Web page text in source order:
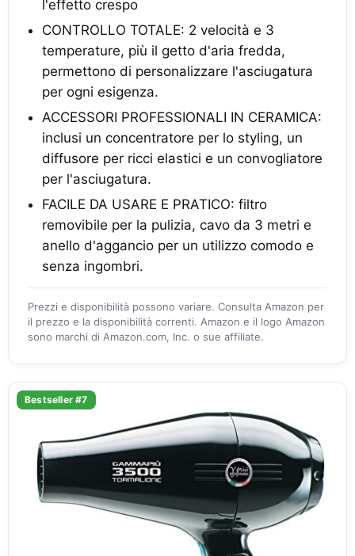
l'effetto crespo
CONTROLLO TOTALE: 2 velocità e 3
temperature, più il getto d'aria fredda,
permettono di personalizzare l'asciugatura
per ogni esigenza.
ACCESSORI PROFESSIONALI IN CERAMICA:
inclusi un concentratore per lo styling, un
diffusore per ricci elastici e un convogliatore
per l'asciugatura.
FACILE DA USARE E PRATICO: filtro
removibile per la pulizia, cavo da 3 metri e
anello d'aggancio per un utilizzo comodo e
senza ingombri.
Prezzi e disponibilità possono variare. Consulta Amazon per
il prezzo e la disponibilità correnti. Amazon e il logo Amazon
sono marchi di Amazon.com, Inc. o sue affiliate.
Bestseller #7